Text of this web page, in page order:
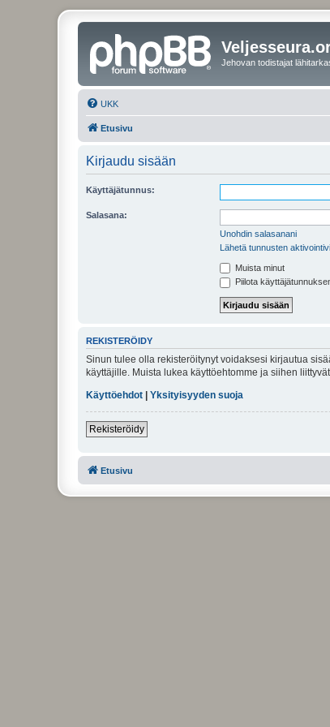
Jehovan todistajat
UKK
Etusivu
Kirjaudu sisään
Käyttäjätunnus:
Salasana:
Unohdin salasanani
Lähetä tunnusten
Muista minut
Piilota
REKISTERÖIDY
Sinun tulee olla rekisteröitynyt voidaksesi kirjautua
käyttäjille. Muista lukea käyttöehtomme ja siihen
Käyttöehdot
Yksityisyyden suoja
Rekisteröidy
Etusivu